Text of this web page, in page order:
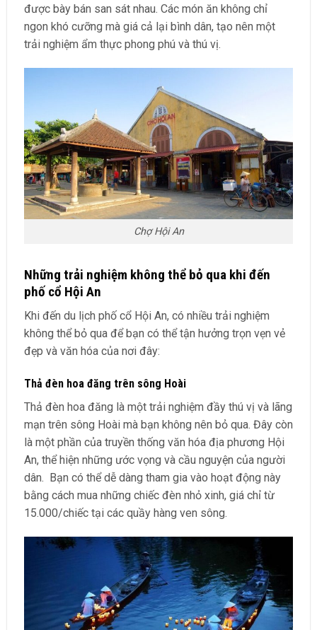
được bày bán san sát nhau. Các món ăn không chỉ
ngon khó cưỡng mà giá cả lại bình dân, tạo nên một
trải nghiệm ẩm thực phong phú và thú vị.
Chợ Hội An
Những trải nghiệm không thể bỏ qua khi đến
phố cổ Hội An
Khi đến du lịch phố cổ Hội An, có nhiều trải nghiệm
không thể bỏ qua để bạn có thể tận hưởng trọn vẹn vẻ
đẹp và văn hóa của nơi đây:
Thả đèn hoa đăng trên sông Hoài
Thả đèn hoa đăng là một trải nghiệm đầy thú vị và lãng
mạn trên sông Hoài mà bạn không nên bỏ qua. Đây còn
là một phần của truyền thống văn hóa địa phương Hội
An, thể hiện những ước vọng và cầu nguyện của người
dân. Bạn có thể dễ dàng tham gia vào hoạt động này
bằng cách mua những chiếc đèn nhỏ xinh, giá chỉ từ
15.000/chiếc tại các quầy hàng ven sông.